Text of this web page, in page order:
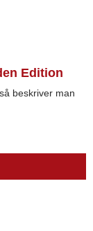
Edition
beskriver man